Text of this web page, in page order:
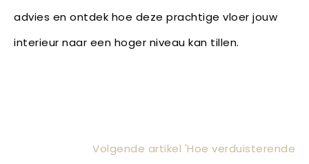
advies en ontdek hoe deze prachtige vloer jouw
interieur naar een hoger niveau kan tillen.
Volgende artikel 'Hoe verduisterende